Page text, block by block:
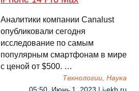
Аналитики компании Canalust
опубликовали сегодня
исследование по самым
популярным смартфонам в мире
с ценой от $500. …
Технологии, Наука